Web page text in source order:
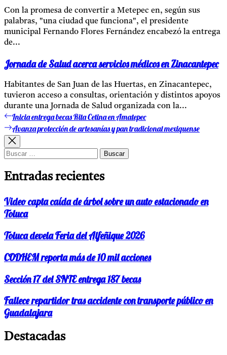
Con la promesa de convertir a Metepec en, según sus
palabras, "una ciudad que funciona", el presidente
municipal Fernando Flores Fernández encabezó la entrega
de...
Jornada de Salud acerca servicios médicos en Zinacantepec
Habitantes de San Juan de las Huertas, en Zinacantepec,
tuvieron acceso a consultas, orientación y distintos apoyos
durante una Jornada de Salud organizada con la...
Navegación
de
entradas
Entrada
anterior:
Inicia entrega becas Rita Cetina en Amatepec
Entrada
siguiente:
Avanza protección de artesanías y pan tradicional mexiquense
Buscar:
Entradas recientes
Video capta caída de árbol sobre un auto estacionado en
Toluca
Toluca devela Feria del Alfeñique 2026
CODHEM reporta más de 10 mil acciones
Sección 17 del SNTE entrega 187 becas
Fallece repartidor tras accidente con transporte público en
Guadalajara
Destacadas